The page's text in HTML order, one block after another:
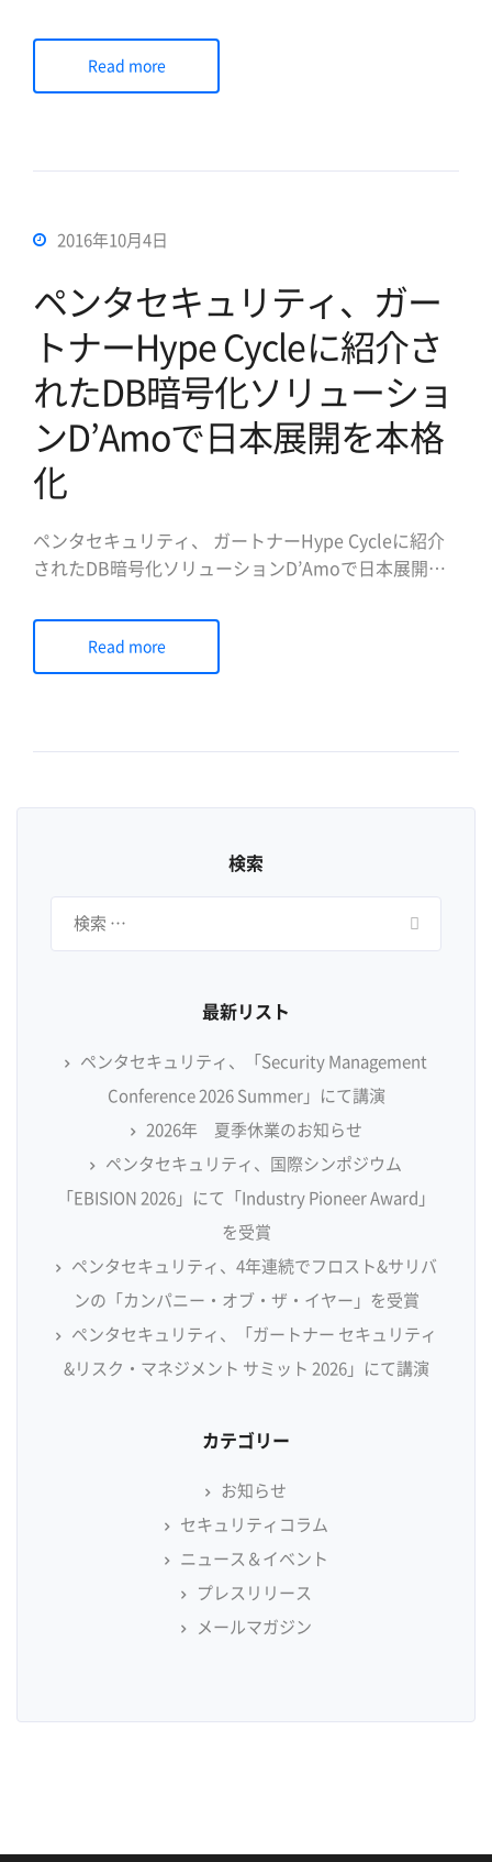
ョンD’Amoの供給拡大の見込み データベース暗号化
とWebセキュリティ専門企業のペンタセキュリティシ
ステムズ株式会社 (日本法人代表取締役社長 […]
Read more
2016年10月4日
ペンタセキュリティ、ガー
トナーHype Cycleに紹介さ
れたDB暗号化ソリューショ
ンD’Amoで日本展開を本格
化
ペンタセキュリティ、 ガートナーHype Cycleに紹介
されたDB暗号化ソリューションD’Amoで日本展開を
用したD’Amoの日本提供を本格的に拡大する予定 デ
ータベース暗号化とWebセキュリティ専門企業ペンタ
セキュリティシステムズ株式会社(日本法 […]
Read more
検索
最新リスト
ペンタセキュリティ、「Security Management
Conference 2026 Summer」にて講演
2026年 夏季休業のお知らせ
ペンタセキュリティ、国際シンポジウム
「EBISION 2026」にて「Industry Pioneer Award」
を受賞
ペンタセキュリティ、4年連続でフロスト&サリバ
ンの「カンパニー・オブ・ザ・イヤー」を受賞
ペンタセキュリティ、「ガートナー セキュリティ
&リスク・マネジメント サミット 2026」にて講演
カテゴリー
お知らせ
セキュリティコラム
ニュース＆イベント
プレスリリース
メールマガジン